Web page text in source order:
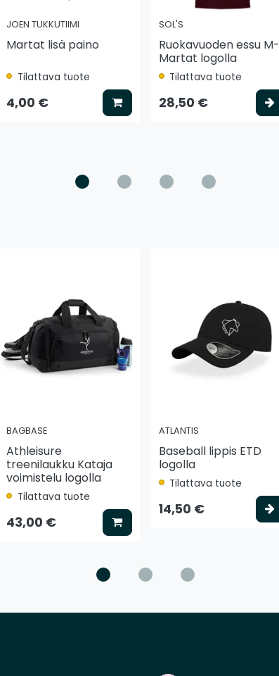
koriin
JOEN TUKKUTIIMI
Martat lisä paino
Tilattava tuote
4,00 € Lisää koriin
SOL'S
Ruokavuoden essu M-
Martat logolla
Tilattava tuote
28,50 €
BAGBASE
Athleisure
treenilaukku Kataja
voimistelu logolla
Tilattava tuote
43,00 € Lisää koriin
ATLANTIS
Baseball lippis ETD
logolla
Tilattava tuote
14,50 €